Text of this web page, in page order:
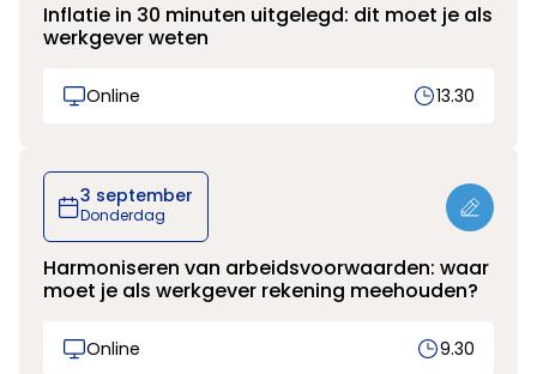
Inflatie in 30 minuten uitgelegd: dit moet je als
werkgever weten
Online 13.30
3 september
Donderdag
Harmoniseren van arbeidsvoorwaarden: waar
moet je als werkgever rekening meehouden?
Online 9.30